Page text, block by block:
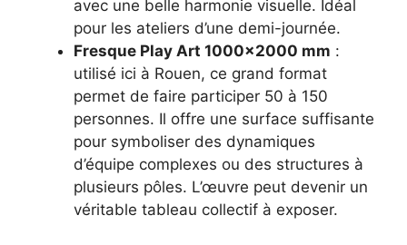
avec une belle harmonie visuelle. Idéal
pour les ateliers d’une demi-journée.
Fresque Play Art 1000×2000 mm :
utilisé ici à Rouen, ce grand format
permet de faire participer 50 à 150
personnes. Il offre une surface suffisante
pour symboliser des dynamiques
d’équipe complexes ou des structures à
plusieurs pôles. L’œuvre peut devenir un
véritable tableau collectif à exposer.